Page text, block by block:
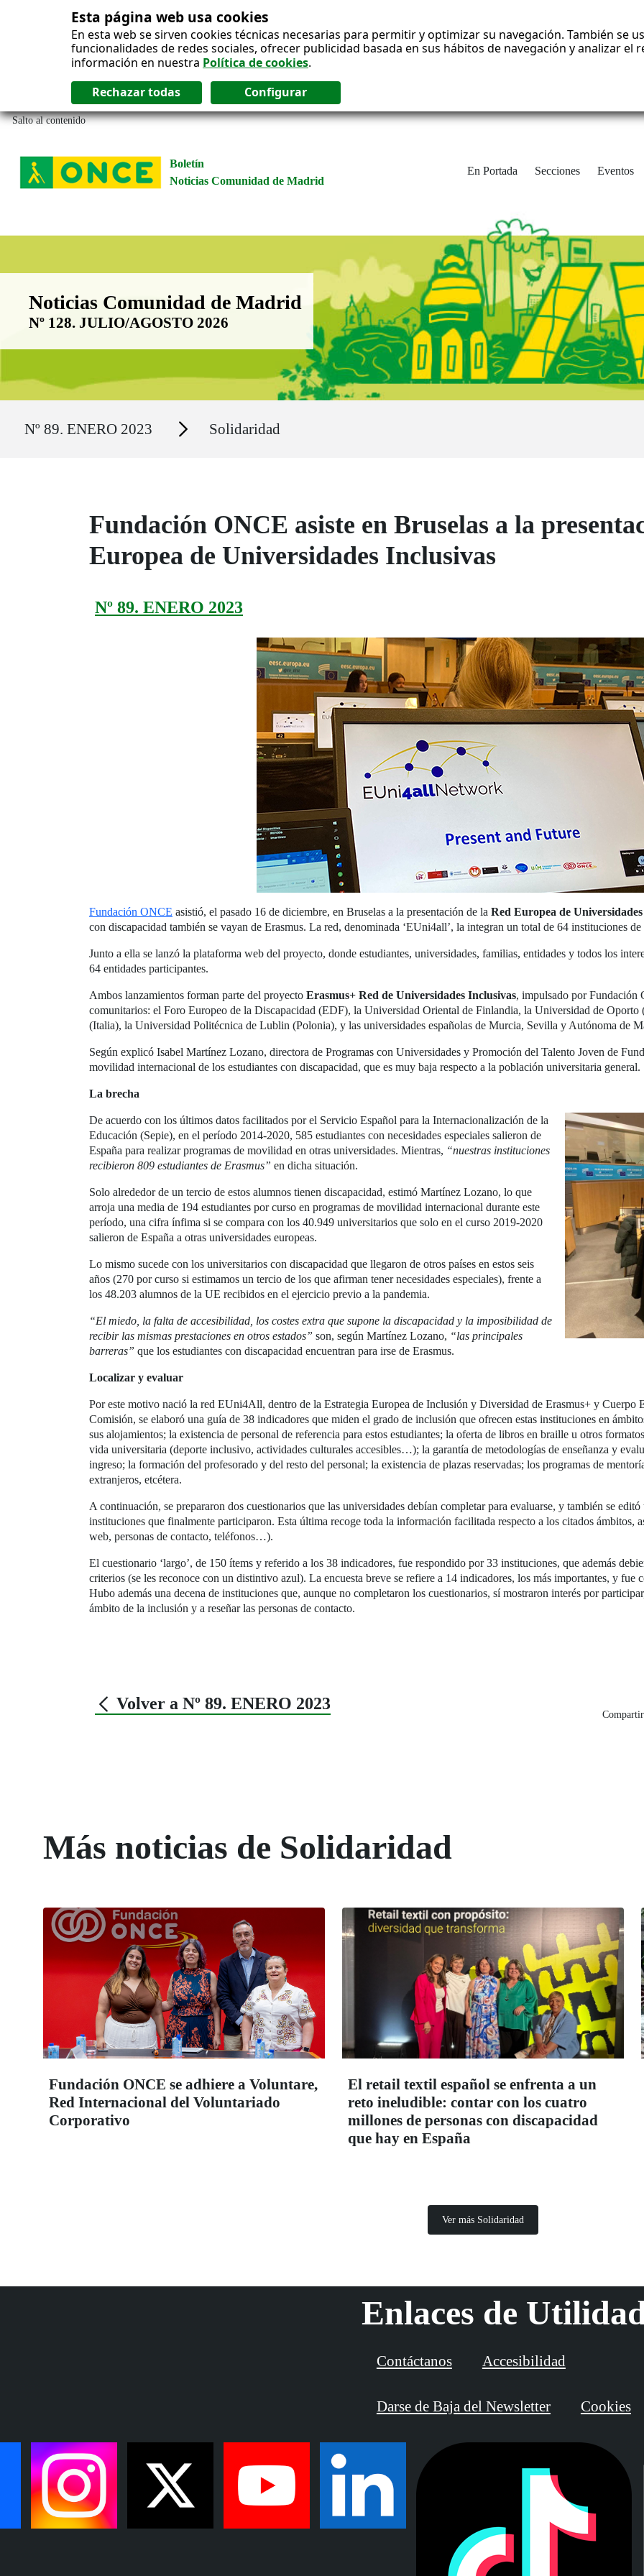
Esta página web usa cookies
En esta web se sirven cookies técnicas necesarias para permitir y optimizar su navegación. También se
funcionalidades de redes sociales, ofrecer publicidad basada en sus hábitos de navegación y analizar
información en nuestra Política de cookies.
Salto al contenido
Boletín
Noticias Comunidad de Madrid
En Portada Secciones Eventos
Boletín Noticias Comunidad de Madrid
Noticias Comunidad de Madrid
Nº 128. JULIO/AGOSTO 2026
Nº 89. ENERO 2023 Secciones Solidaridad
Fundación ONCE asiste en Bruselas a la
Europea de Universidades Inclusivas
Nº 89. ENERO 2023
Fundación ONCE asistió, el pasado 16 de diciembre, en Bruselas a la presentación de la Red Europea de
con discapacidad también se vayan de Erasmus. La red, denominada ‘EUni4all’, la integran un total de 64 instituciones
Junto a ella se lanzó la plataforma web del proyecto, donde estudiantes, universidades, familias, entidades y todos los
64 entidades participantes.
Ambos lanzamientos forman parte del proyecto Erasmus+ Red de Universidades Inclusivas, impulsado por Fundación
comunitarios: el Foro Europeo de la Discapacidad (EDF), la Universidad Oriental de Finlandia, la Universidad de
(Italia), la Universidad Politécnica de Lublin (Polonia), y las universidades españolas de Murcia, Sevilla y Autónoma de
Según explicó Isabel Martínez Lozano, directora de Programas con Universidades y Promoción del Talento Joven de
movilidad internacional de los estudiantes con discapacidad, que es muy baja respecto a la población universitaria general.
La brecha
De acuerdo con los últimos datos facilitados por el Servicio Español para la Internacionalización de la
Educación (Sepie), en el período 2014-2020, 585 estudiantes con necesidades especiales salieron de
España para realizar programas de movilidad en otras universidades. Mientras, “nuestras instituciones
recibieron 809 estudiantes de Erasmus” en dicha situación.
Solo alrededor de un tercio de estos alumnos tienen discapacidad, estimó Martínez Lozano, lo que
arroja una media de 194 estudiantes por curso en programas de movilidad internacional durante este
período, una cifra ínfima si se compara con los 40.949 universitarios que solo en el curso 2019-2020
salieron de España a otras universidades europeas.
Lo mismo sucede con los universitarios con discapacidad que llegaron de otros países en estos seis
años (270 por curso si estimamos un tercio de los que afirman tener necesidades especiales), frente a
los 48.203 alumnos de la UE recibidos en el ejercicio previo a la pandemia.
“El miedo, la falta de accesibilidad, los costes extra que supone la discapacidad y la imposibilidad de
recibir las mismas prestaciones en otros estados” son, según Martínez Lozano, “las principales
barreras” que los estudiantes con discapacidad encuentran para irse de Erasmus.
Localizar y evaluar
Por este motivo nació la red EUni4All, dentro de la Estrategia Europea de Inclusión y Diversidad de Erasmus+ y Cuerpo
Comisión, se elaboró una guía de 38 indicadores que miden el grado de inclusión que ofrecen estas instituciones en
sus alojamientos; la existencia de personal de referencia para estos estudiantes; la oferta de libros en braille u otros
vida universitaria (deporte inclusivo, actividades culturales accesibles…); la garantía de metodologías de enseñanza y
ingreso; la formación del profesorado y del resto del personal; la existencia de plazas reservadas; los programas de
extranjeros, etcétera.
A continuación, se prepararon dos cuestionarios que las universidades debían completar para evaluarse, y también se
instituciones que finalmente participaron. Esta última recoge toda la información facilitada respecto a los citados ámbitos,
web, personas de contacto, teléfonos…).
El cuestionario ‘largo’, de 150 ítems y referido a los 38 indicadores, fue respondido por 33 instituciones, que además
criterios (se les reconoce con un distintivo azul). La encuesta breve se refiere a 14 indicadores, los más importantes, y fue
Hubo además una decena de instituciones que, aunque no completaron los cuestionarios, sí mostraron interés por
ámbito de la inclusión y a reseñar las personas de contacto.
Volver a Nº 89. ENERO 2023
Más noticias de Solidaridad
Fundación ONCE se adhiere a Voluntare,
Red Internacional del Voluntariado
Corporativo
El retail textil español se enfrenta a un
reto ineludible: contar con los cuatro
millones de personas con discapacidad
que hay en España
Ver más Solidaridad
Enlaces de
Contáctanos Accesibilidad
Darse de Baja del Newsletter Cookies